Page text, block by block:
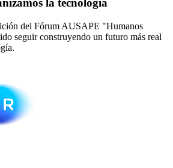
la tecnología
del Fórum AUSAPE "Humanos
seguir construyendo un futuro más real